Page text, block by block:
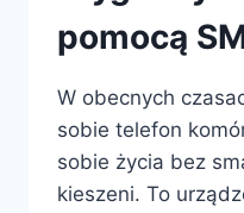
pomocą
W obecnych
sobie telefon
sobie życia bez
kieszeni. To